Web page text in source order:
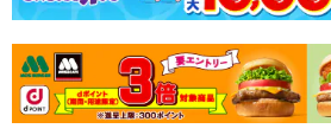
炭水化物 57.4g
-糖質 43.7
-食物繊維 13.7
灰分 2.6g
ナトリウム 2mg